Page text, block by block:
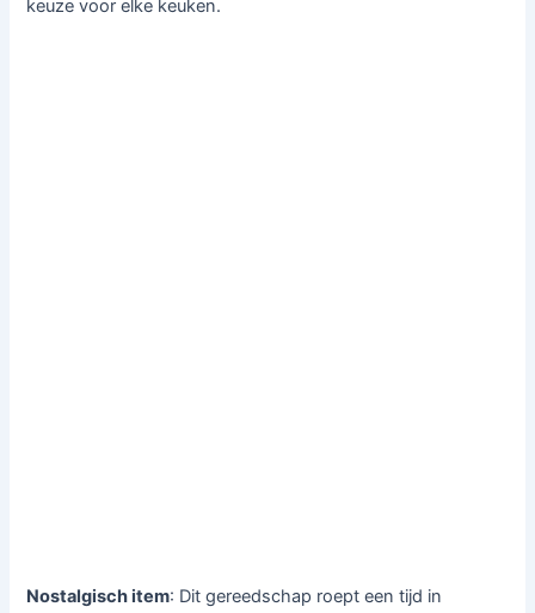
keuze voor elke keuken.
Nostalgisch item: Dit gereedschap roept een tijd in